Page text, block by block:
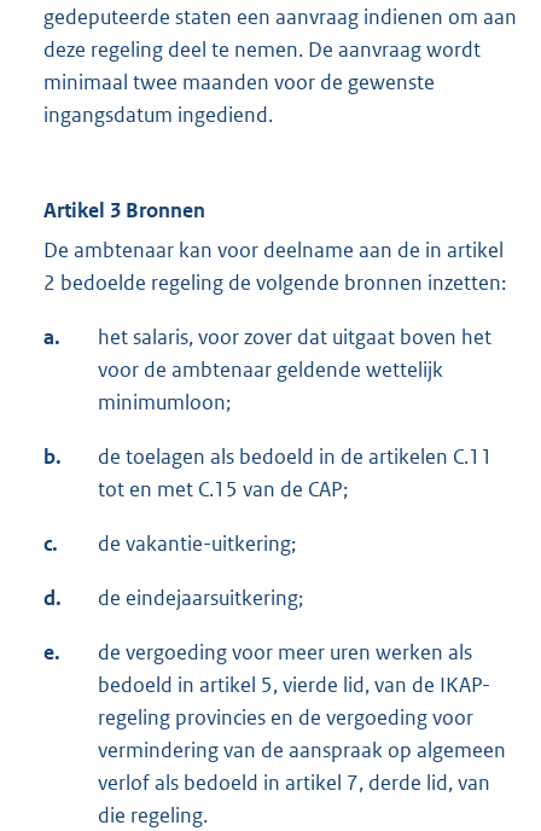
gedeputeerde staten een aanvraag indienen om aan
deze regeling deel te nemen. De aanvraag wordt
minimaal twee maanden voor de gewenste
ingangsdatum ingediend.
Artikel 3 Bronnen
De ambtenaar kan voor deelname aan de in artikel
2 bedoelde regeling de volgende bronnen inzetten:
a.
het salaris, voor zover dat uitgaat boven het
voor de ambtenaar geldende wettelijk
minimumloon;
b.
de toelagen als bedoeld in de artikelen C.11
tot en met C.15 van de CAP;
c. de vakantie-uitkering;
d. de eindejaarsuitkering;
e.
de vergoeding voor meer uren werken als
bedoeld in artikel 5, vierde lid, van de IKAP-
regeling provincies en de vergoeding voor
vermindering van de aanspraak op algemeen
verlof als bedoeld in artikel 7, derde lid, van
die regeling.